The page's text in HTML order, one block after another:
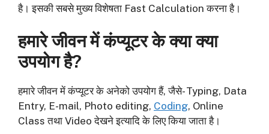
है। इसकी सबसे मुख्य विशेषता Fast Calculation करना है।
हमारे जीवन में कंप्यूटर के क्या क्या
उपयोग है?
हमारे जीवन में कंप्यूटर के अनेको उपयोग हैं, जैसे- Typing, Data
Entry, E-mail, Photo editing, Coding, Online
Class तथा Video देखने इत्यादि के लिए किया जाता है।